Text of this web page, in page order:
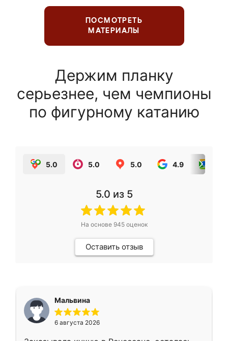
ПОСМОТРЕТЬ
МАТЕРИАЛЫ
Держим планку
серьезнее, чем чемпионы
по фигурному катанию
5.0 5.0 5.0 4.9
5.0 из 5
На основе 945оценок
Оставить отзыв
Мальвина
6 августа 2026